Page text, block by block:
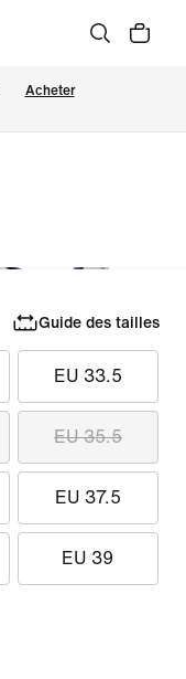
Acheter
Guide des tailles
EU 33.5
EU 35.5
EU 37.5
EU 39